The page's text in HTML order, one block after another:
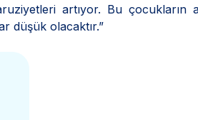
artıyor. Bu çocukların
düşük olacaktır.”